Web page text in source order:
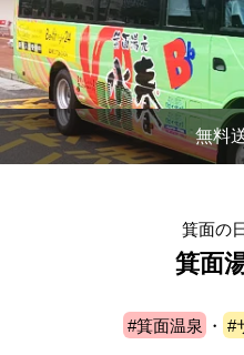
無料
箕面の
箕面
#箕面温泉 ・ #